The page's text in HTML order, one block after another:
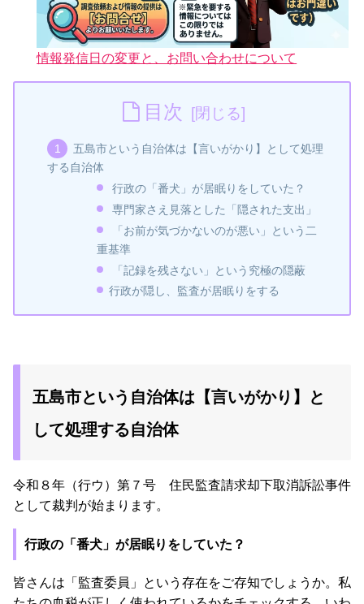
情報発信日の変更と、お問い合わせについて
目次
五島市という自治体は【言いがかり】として処理
する自治体
行政の「番犬」が居眠りをしていた？
専門家さえ見落とした「隠された支出」
「お前が気づかないのが悪い」という二
重基準
「記録を残さない」という究極の隠蔽
行政が隠し、監査が居眠りをする
五島市という自治体は【言いがかり】と
して処理する自治体
令和８年（行ウ）第７号 住民監査請求却下取消訴訟事件
として裁判が始まります。
行政の「番犬」が居眠りをしていた？
皆さんは「監査委員」という存在をご存知でしょうか。私